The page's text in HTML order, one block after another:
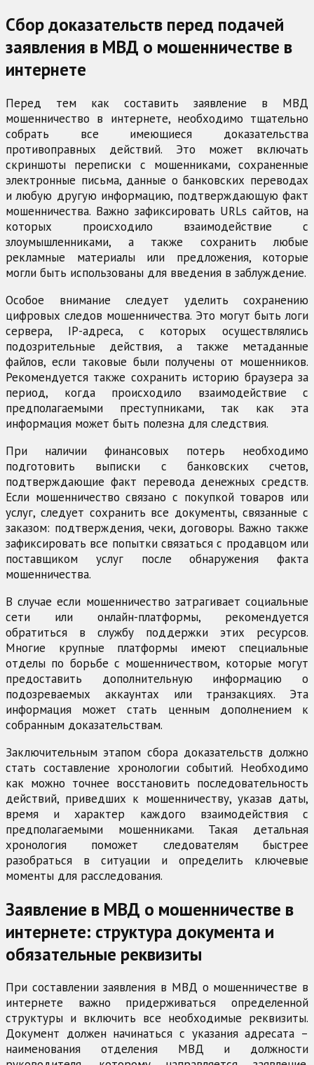
Сбор доказательств перед подачей
заявления в МВД о мошенничестве в
интернете
Перед тем как составить заявление в МВД
мошенничество в интернете, необходимо тщательно
собрать все имеющиеся доказательства
противоправных действий. Это может включать
скриншоты переписки с мошенниками, сохраненные
электронные письма, данные о банковских переводах
и любую другую информацию, подтверждающую факт
мошенничества. Важно зафиксировать URLs сайтов, на
которых происходило взаимодействие с
злоумышленниками, а также сохранить любые
рекламные материалы или предложения, которые
могли быть использованы для введения в заблуждение.
Особое внимание следует уделить сохранению
цифровых следов мошенничества. Это могут быть логи
сервера, IP-адреса, с которых осуществлялись
подозрительные действия, а также метаданные
файлов, если таковые были получены от мошенников.
Рекомендуется также сохранить историю браузера за
период, когда происходило взаимодействие с
предполагаемыми преступниками, так как эта
информация может быть полезна для следствия.
При наличии финансовых потерь необходимо
подготовить выписки с банковских счетов,
подтверждающие факт перевода денежных средств.
Если мошенничество связано с покупкой товаров или
услуг, следует сохранить все документы, связанные с
заказом: подтверждения, чеки, договоры. Важно также
зафиксировать все попытки связаться с продавцом или
поставщиком услуг после обнаружения факта
мошенничества.
В случае если мошенничество затрагивает социальные
сети или онлайн-платформы, рекомендуется
обратиться в службу поддержки этих ресурсов.
Многие крупные платформы имеют специальные
отделы по борьбе с мошенничеством, которые могут
предоставить дополнительную информацию о
подозреваемых аккаунтах или транзакциях. Эта
информация может стать ценным дополнением к
собранным доказательствам.
Заключительным этапом сбора доказательств должно
стать составление хронологии событий. Необходимо
как можно точнее восстановить последовательность
действий, приведших к мошенничеству, указав даты,
время и характер каждого взаимодействия с
предполагаемыми мошенниками. Такая детальная
хронология поможет следователям быстрее
разобраться в ситуации и определить ключевые
моменты для расследования.
Заявление в МВД о мошенничестве в
интернете: структура документа и
обязательные реквизиты
При составлении заявления в МВД о мошенничестве в
интернете важно придерживаться определенной
структуры и включить все необходимые реквизиты.
Документ должен начинаться с указания адресата –
наименования отделения МВД и должности